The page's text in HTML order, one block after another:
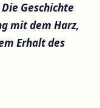
Geschichte
mit dem Harz,
Erhalt des